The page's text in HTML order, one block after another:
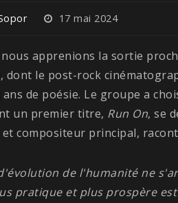
17 mai 2024
apprenions la sortie
, dont le post-rock
de poésie. Le groupe a
un premier titre, Run On, se
compositeur principal,
de l'humanité ne
pratique et plus prospère